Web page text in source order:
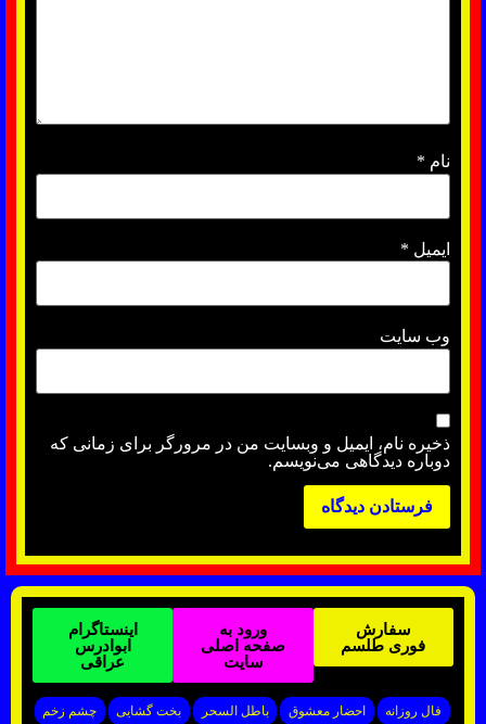
نام *
ایمیل *
وب‌ سایت
ذخیره نام، ایمیل و وبسایت من در مرورگر برای زمانی که
دوباره دیدگاهی می‌نویسم.
سفارش
فوری طلسم
ورود به
صفحه اصلی
سایت
اینستاگرام
ابوادرس
عراقی
فال روزانه احضار معشوق باطل السحر بخت گشایی چشم زخم